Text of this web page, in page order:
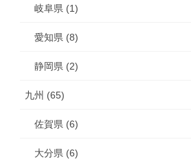
岐阜県 (1)
愛知県 (8)
静岡県 (2)
九州 (65)
佐賀県 (6)
大分県 (6)